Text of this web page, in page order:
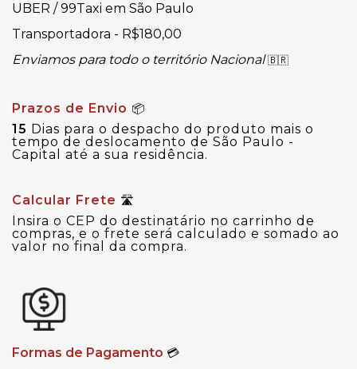
UBER / 99Taxi em São Paulo
Transportadora - R$180,00
Enviamos para todo o território Nacional🇧🇷
Prazos de Envio 📦
15 Dias para o despacho do produto mais o
tempo de deslocamento de São Paulo -
Capital até a sua residência.
Calcular Frete 🛣
Insira o CEP do destinatário no carrinho de
compras, e o frete será calculado e somado ao
valor no final da compra.
Formas de Pagamento 💳